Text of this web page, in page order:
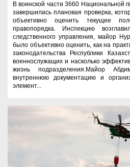
В воинской части 3660 Национальной
завершилась плановая проверка,
объективно оценить текущее
правопорядка. Инспекцию
следственного управления, майор
было объективно оценить, как на
законодательства Республики
военнослужащих и насколько
жизнь подразделения.Майор
внутреннюю документацию и
элемент...